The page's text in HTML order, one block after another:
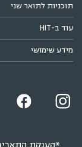
תוכניות לתואר שני
עוד ב-HIT
מידע שימושי